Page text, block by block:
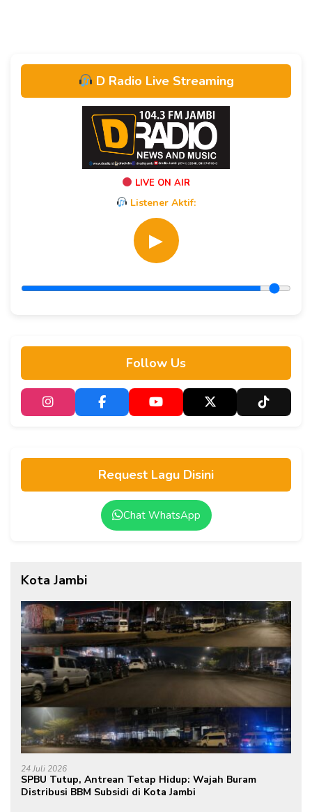
D Radio Live Streaming
LIVE ON AIR
Listener Aktif:
▶
Follow Us
Request Lagu Disini
Chat WhatsApp
Kota Jambi
24 Juli 2026
SPBU Tutup, Antrean Tetap Hidup: Wajah Buram
Distribusi BBM Subsidi di Kota Jambi